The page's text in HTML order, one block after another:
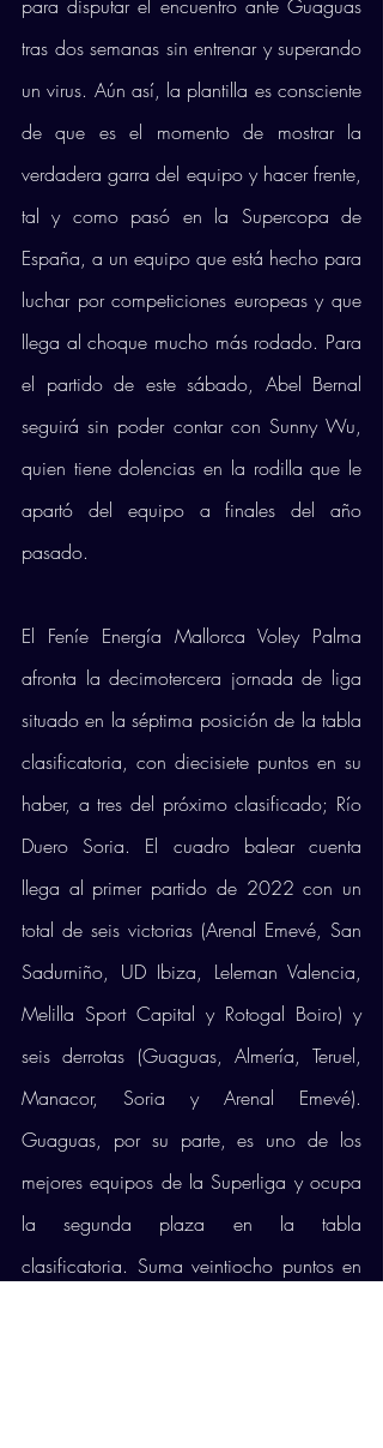
para disputar el encuentro ante Guaguas
tras dos semanas sin entrenar y superando
un virus. Aún así, la plantilla es consciente
de que es el momento de mostrar la
verdadera garra del equipo y hacer frente,
tal y como pasó en la Supercopa de
España, a un equipo que está hecho para
luchar por competiciones europeas y que
llega al choque mucho más rodado. Para
el partido de este sábado, Abel Bernal
seguirá sin poder contar con Sunny Wu,
quien tiene dolencias en la rodilla que le
apartó del equipo a finales del año
pasado.
El Feníe Energía Mallorca Voley Palma
afronta la decimotercera jornada de liga
situado en la séptima posición de la tabla
clasificatoria, con diecisiete puntos en su
haber, a tres del próximo clasificado; Río
Duero Soria. El cuadro balear cuenta
llega al primer partido de 2022 con un
total de seis victorias (Arenal Emevé, San
Sadurniño, UD Ibiza, Leleman Valencia,
Melilla Sport Capital y Rotogal Boiro) y
seis derrotas (Guaguas, Almería, Teruel,
Manacor, Soria y Arenal Emevé).
Guaguas, por su parte, es uno de los
mejores equipos de la Superliga y ocupa
la segunda plaza en la tabla
clasificatoria. Suma veintiocho puntos en